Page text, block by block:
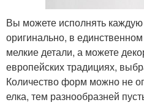
Вы можете исполнять каждую
оригинально, в
мелкие детали, а можете
европейских традициях,
Количество форм можно не
елка, тем разнообразней